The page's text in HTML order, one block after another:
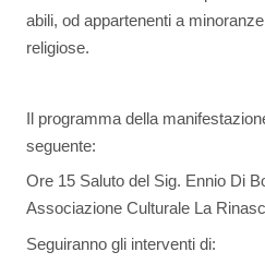
abili, od appartenenti a
religiose.
Il programma della
seguente:
Ore 15 Saluto del Sig. Ennio Di
Associazione Culturale La
Seguiranno gli interventi di: